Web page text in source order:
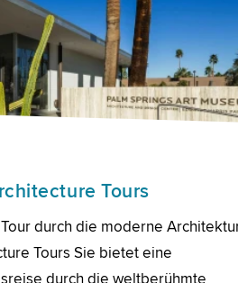
Tours
durch die moderne
Tours Sie bietet eine
durch die weltberühmte